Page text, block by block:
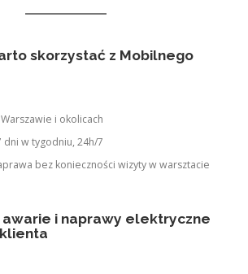
skorzystać z Mobilnego
i okolicach
w tygodniu, 24h/7
bez konieczności wizyty w warsztacie
awarie i naprawy elektryczne